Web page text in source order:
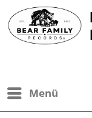
Menü